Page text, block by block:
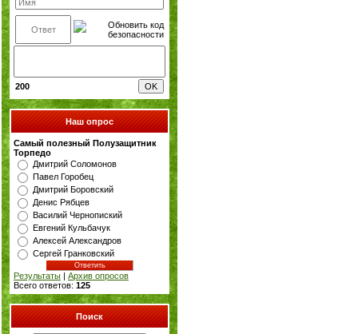
200
Наш опрос
Самый полезный Полузащитник
Торпедо
Дмитрий Соломонов
Павел Горобец
Дмитрий Боровский
Денис Рябцев
Василий Чернопиский
Евгений Кульбачук
Алексей Александров
Сергей Гранковский
Результаты | Архив опросов
Всего ответов: 125
Поиск